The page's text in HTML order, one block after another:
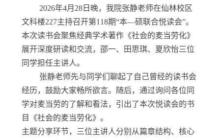
2026年4月28日晚，我院张静老师在仙林校区
文科楼227主持召开第118期“本—硕联合悦读会”。
本次读书会聚焦经典学术著作《社会的麦当劳化》
展开深度研读和交流，邵一、田思琪、夏欣怡三位
同学担任主讲人。
张静老师先与同学们聊起了自己曾经的读书会
经历，鼓励大家畅所欲言。随后，通过询问各位同
学对麦当劳的了解和看法，引出了本次悦读会的书
目《社会的麦当劳化》。
主题分享环节，三位主讲人分别从篇章结构、核心